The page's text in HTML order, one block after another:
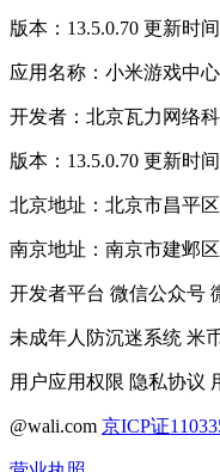
版本：13.5.0.70 更新时
应用名称：小米游戏中心
开发者：北京瓦力网络
版本：13.5.0.70 更新时
北京地址：北京市昌平
南京地址：南京市建邺
开发者平台 微信公众号
未成年人防沉迷系统 米
用户应用权限 隐私协议
@wali.com 京ICP证